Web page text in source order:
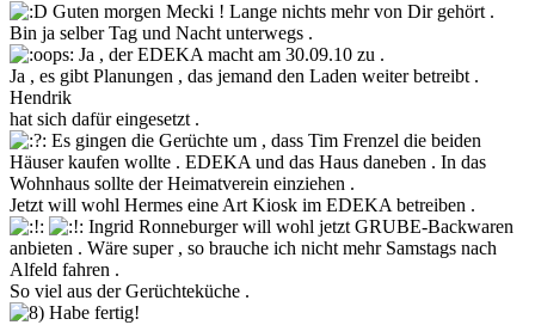
Guten morgen Mecki ! Lange nichts mehr von Dir gehört .
Bin ja selber Tag und Nacht unterwegs .
Ja , der EDEKA macht am 30.09.10 zu .
Ja , es gibt Planungen , das jemand den Laden weiter betreibt .
Hendrik
hat sich dafür eingesetzt .
Es gingen die Gerüchte um , dass Tim Frenzel die beiden
Häuser kaufen wollte . EDEKA und das Haus daneben . In das
Wohnhaus sollte der Heimatverein einziehen .
Jetzt will wohl Hermes eine Art Kiosk im EDEKA betreiben .
Ingrid Ronneburger will wohl jetzt GRUBE-Backwaren
anbieten . Wäre super , so brauche ich nicht mehr Samstags nach
Alfeld fahren .
So viel aus der Gerüchteküche .
Habe fertig!